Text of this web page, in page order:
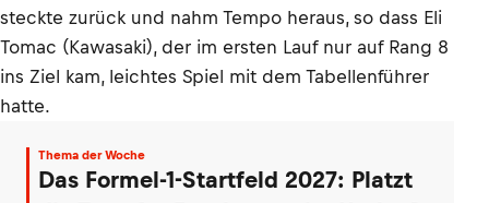
steckte zurück und nahm Tempo heraus, so dass Eli
Tomac (Kawasaki), der im ersten Lauf nur auf Rang 8
ins Ziel kam, leichtes Spiel mit dem Tabellenführer
hatte.
Thema der Woche
Das Formel-1-Startfeld 2027: Platzt